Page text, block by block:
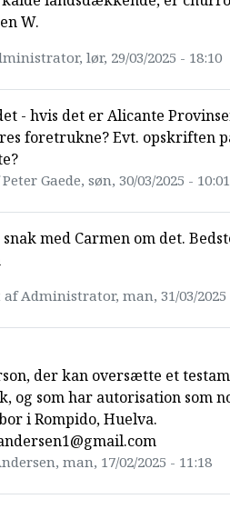
W.
lør, 29/03/2025 - 18:10
- hvis det er Alicante
foretrukne? Evt. opskriften
Gaede, søn, 30/03/2025 - 10:01
med Carmen om det.
af Administrator, man, 31/03/2025
der kan oversætte et
og som har autorisation som
i Rompido, Huelva.
man, 17/02/2025 - 11:18